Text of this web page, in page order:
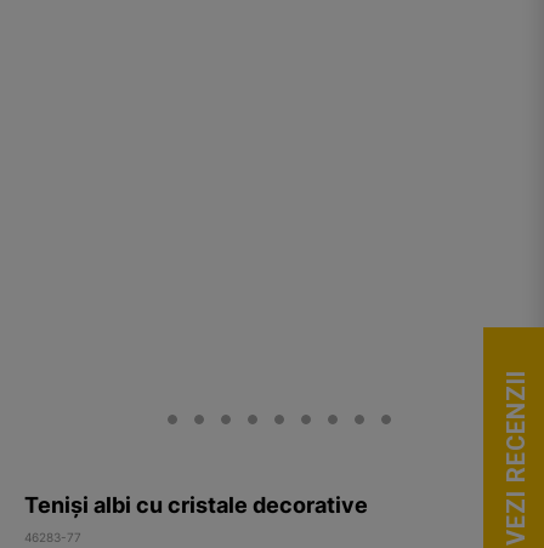
Teniși albi cu cristale decorative
46283-77
VEZI RECENZII